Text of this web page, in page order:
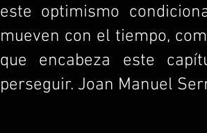
este optimismo
mueven con el tiempo,
que encabeza este
perseguir. Joan Manuel